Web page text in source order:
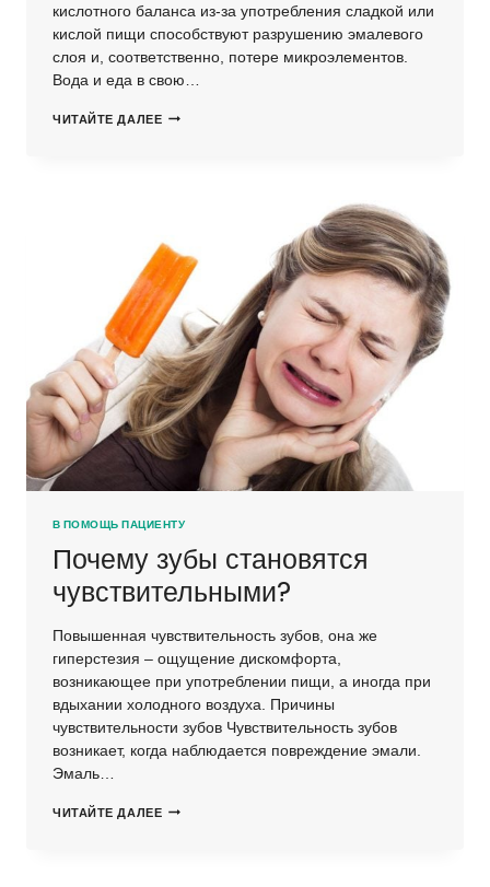
кислотного баланса из-за употребления сладкой или
кислой пищи способствуют разрушению эмалевого
слоя и, соответственно, потере микроэлементов.
Вода и еда в свою…
ЧИТАЙТЕ ДАЛЕЕ ЧТО
В ПОМОЩЬ ПАЦИЕНТУ
Почему зубы становятся
чувствительными?
Повышенная чувствительность зубов, она же
гиперстезия – ощущение дискомфорта,
возникающее при употреблении пищи, а иногда при
вдыхании холодного воздуха. Причины
чувствительности зубов Чувствительность зубов
возникает, когда наблюдается повреждение эмали.
Эмаль…
ЧИТАЙТЕ ДАЛЕЕ ПОЧЕМУ